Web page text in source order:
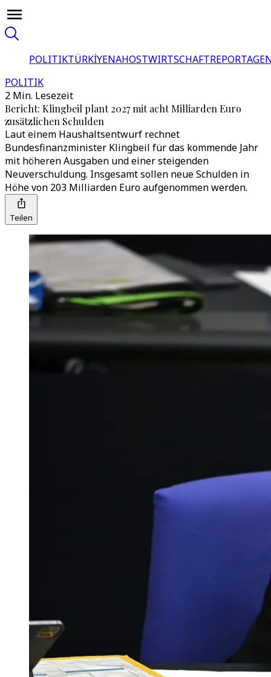
POLITIKTÜRKİYENAHOSTWIRTSCHAFT
POLITIK
2 Min. Lesezeit
Bericht: Klingbeil plant 2027 mit acht Milliarden Euro
zusätzlichen Schulden
Laut einem Haushaltsentwurf rechnet
Bundesfinanzminister Klingbeil für das kommende Jahr
mit höheren Ausgaben und einer steigenden
Neuverschuldung. Insgesamt sollen neue Schulden in
Höhe von 203 Milliarden Euro aufgenommen werden.
Teilen